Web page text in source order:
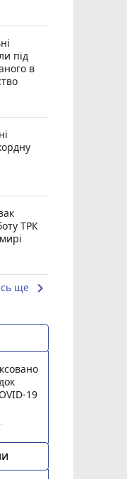
під
в
ТРК
ще keyboard_arrow_right
19